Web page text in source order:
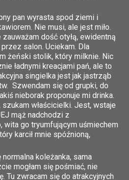
pan wyrasta spod ziemi i
Nie musi, ale jest miło.
dość otyłą, ewidentną
salon. Uciekam. Dla
żeński stolik, który milknie. Nic
ładnymi kreacjami pań, ale to
singielka jest jak jastrząb
Szwendam się od grupki, do
nieborak proponuje mi drinka.
właścicielki. Jest, wstaje
mąż nadchodzi z
wita go tryumfującym uśmiechem
karcił mnie spóźnioną,
koleżanka, sama
mogłam się pośmiać, nie
Tu zwracam się do atrakcyjnych